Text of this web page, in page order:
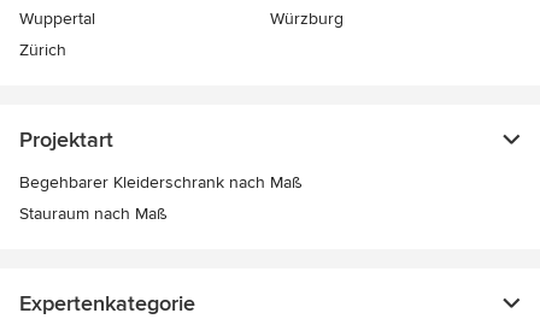
Wuppertal
Würzburg
Zürich
Projektart
Begehbarer Kleiderschrank nach Maß
Stauraum nach Maß
Expertenkategorie